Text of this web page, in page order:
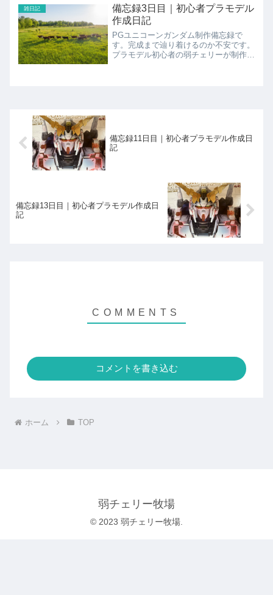
ただけると幸いです。
雑日記
備忘録3日目｜初心者プラモデル
作成日記
PGユニコーンガンダム制作備忘録で
す。完成まで辿り着けるのか不安です。
プラモデル初心者の弱チェリーが制作中
備忘録11日目｜初心者プラモデル作成日
記
備忘録13日目｜初心者プラモデル作成日
記
コメントを書き込む
ホーム TOP
弱チェリー牧場
© 2023 弱チェリー牧場.